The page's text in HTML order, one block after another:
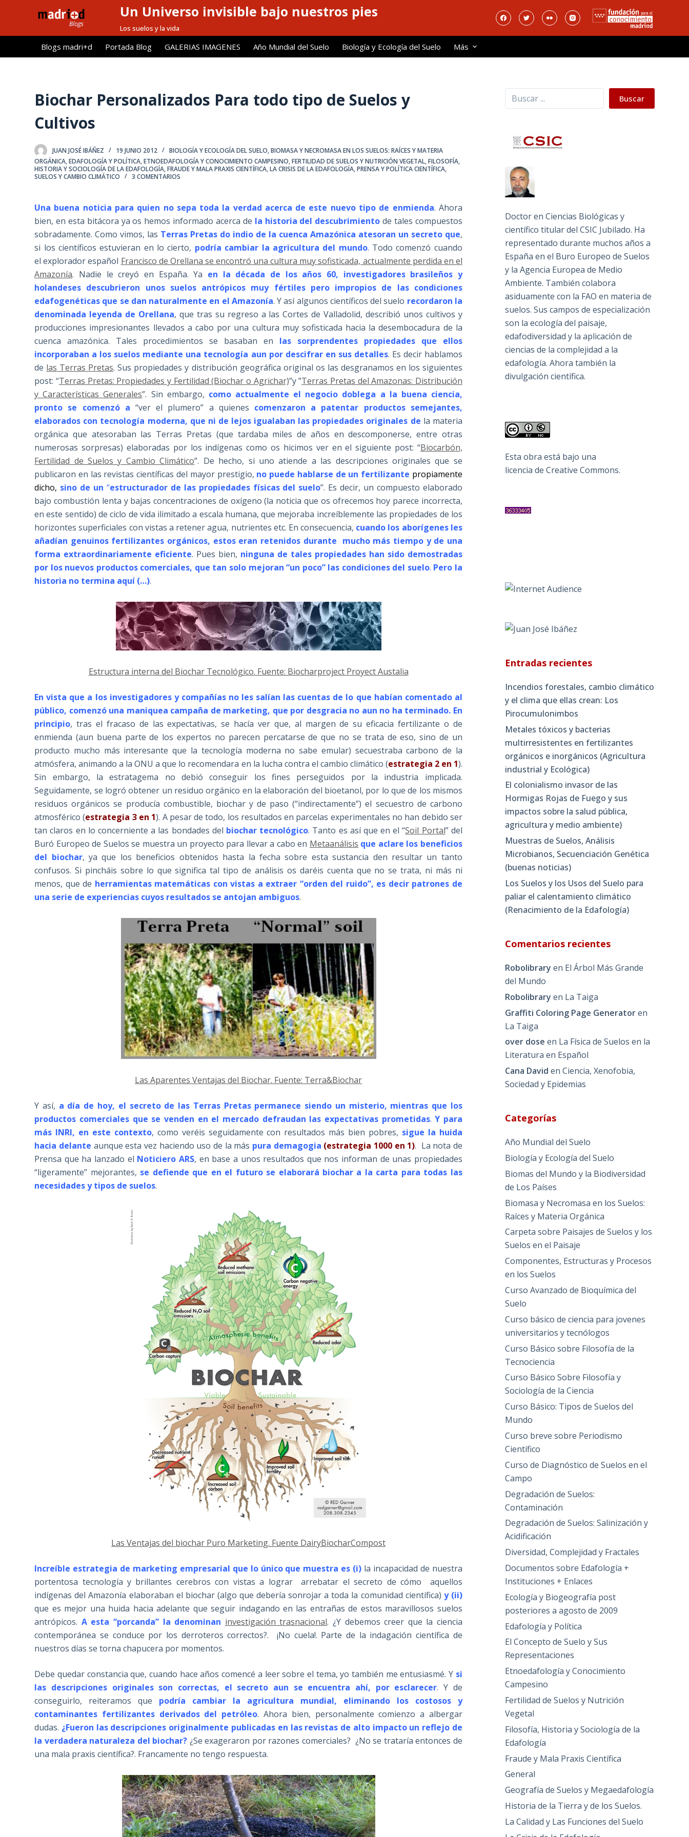
l
Un Universo invisible bajo nuestros pies
Los suelos y la vida
Blogs madri+d Portada Blog GALERIAS IMAGENES Año Mundial del Suelo Biología y Ecología del Suelo Más
Biochar Personalizados Para todo tipo de Suelos y
Cultivos
JUAN JOSÉ IBÁÑEZ 19 JUNIO 2012 BIOLOGÍA Y ECOLOGÍA DEL SUELO,BIOMASA Y NECROMASA EN LOS SUELOS: RAÍCES Y MATERIA
ORGÁNICA,EDAFOLOGÍA Y POLÍTICA,ETNOEDAFOLOGÍA Y CONOCIMIENTO CAMPESINO,FERTILIDAD DE SUELOS Y NUTRICIÓN VEGETAL,FILOSOFÍA,
HISTORIA Y SOCIOLOGÍA DE LA EDAFOLOGÍA,FRAUDE Y MALA PRAXIS CIENTÍFICA,LA CRISIS DE LA EDAFOLOGÍA,PRENSA Y POLÍTICA CIENTÍFICA,
SUELOS Y CAMBIO CLIMÁTICO
3 COMENTARIOS
Una buena noticia para quien no sepa toda la verdad acerca de este nuevo tipo de enmienda. Ahora
bien, en esta bitácora ya os hemos informado acerca de la historia del descubrimientode tales compuestos
sobradamente. Como vimos, las Terras Pretas do indio de la cuenca Amazónica atesoran un secreto que,
si los científicos estuvieran en lo cierto, podría cambiar la agricultura del mundo. Todo comenzó cuando
el explorador español Francisco de Orellana se encontró una cultura muy sofisticada, actualmente perdida en el
Amazonía. Nadie le creyó en España. Ya en la década de los años 60, investigadores brasileños y
holandeses descubrieron unos suelos antrópicos muy fértiles pero impropios de las condiciones
edafogenéticas que se dan naturalmente en el Amazonía. Y así algunos científicos del suelo recordaron la
denominada leyenda de Orellana, que tras su regreso a las Cortes de Valladolid, describió unos cultivos y
producciones impresionantes llevados a cabo por una cultura muy sofisticada hacia la desembocadura de la
cuenca amazónica. Tales procedimientos se basaban en las sorprendentes propiedades que ellos
incorporaban a los suelos mediante una tecnología aun por descifrar en sus detalles. Es decir hablamos
de las Terras Pretas. Sus propiedades y distribución geográfica original os las desgranamos en los siguientes
post: “Terras Pretas: Propiedades y Fertilidad (Biochar o Agrichar)”y ”Terras Pretas del Amazonas: Distribución
y Características Generales”. Sin embargo, como actualmente el negocio doblega a la buena ciencia,
pronto se comenzó a“ver el plumero” a quienes comenzaron a patentar productos semejantes,
elaborados con tecnología moderna, que ni de lejos igualaban las propiedades originales de la materia
orgánica que atesoraban las Terras Pretas (que tardaba miles de años en descomponerse, entre otras
numerosas sorpresas) elaboradas por los indígenas como os hicimos ver en el siguiente post: “Biocarbón,
Fertilidad de Suelos y Cambio Climático”. De hecho, si uno atiende a las descripciones originales que se
publicaron en las revistas científicas del mayor prestigio, no puede hablarse de un fertilizante propiamente
dicho, sino de un “estructurador de las propiedades físicas del suelo”. Es decir, un compuesto elaborado
bajo combustión lenta y bajas concentraciones de oxígeno (la noticia que os ofrecemos hoy parece incorrecta,
en este sentido) de ciclo de vida ilimitado a escala humana, que mejoraba increíblemente las propiedades de los
horizontes superficiales con vistas a retener agua, nutrientes etc. En consecuencia, cuando los aborígenes les
añadían genuinos fertilizantes orgánicos, estos eran retenidos durante mucho más tiempo y de una
forma extraordinariamente eficiente. Pues bien, ninguna de tales propiedades han sido demostradas
por los nuevos productos comerciales, que tan solo mejoran “un poco” las condiciones del suelo. Pero la
historia no termina aquí (…).
Estructura interna del Biochar Tecnológico. Fuente: Biocharproject Proyect Austalia
En vista que a los investigadores y compañías no les salían las cuentas de lo que habían comentado al
público, comenzó una maniquea campaña de marketing, que por desgracia no aun no ha terminado. En
principio, tras el fracaso de las expectativas, se hacía ver que, al margen de su eficacia fertilizante o de
enmienda (aun buena parte de los expertos no parecen percatarse de que no se trata de eso, sino de un
producto mucho más interesante que la tecnología moderna no sabe emular) secuestraba carbono de la
atmósfera, animando a la ONU a que lo recomendara en la lucha contra el cambio climático (estrategia 2 en 1).
Sin embargo, la estratagema no debió conseguir los fines perseguidos por la industria implicada.
Seguidamente, se logró obtener un residuo orgánico en la elaboración del bioetanol, por lo que de los mismos
residuos orgánicos se producía combustible, biochar y de paso (“indirectamente”) el secuestro de carbono
atmosférico (estrategia 3 en 1). A pesar de todo, los resultados en parcelas experimentales no han debido ser
tan claros en lo concerniente a las bondades del biochar tecnológico. Tanto es así que en el “Soil Portal” del
Buró Europeo de Suelos se muestra un proyecto para llevar a cabo en Metaanálisis que aclare los beneficios
del biochar, ya que los beneficios obtenidos hasta la fecha sobre esta sustancia den resultar un tanto
confusos. Si pincháis sobre lo que significa tal tipo de análisis os daréis cuenta que no se trata, ni más ni
menos, que de herramientas matemáticas con vistas a extraer “orden del ruido”, es decir patrones de
una serie de experiencias cuyos resultados se antojan ambiguos.
Las Aparentes Ventajas del Biochar. Fuente: Terra&Biochar
Y así, a día de hoy, el secreto de las Terras Pretas permanece siendo un misterio, mientras que los
productos comerciales que se venden en el mercado defraudan las expectativas prometidas. Y para
más INRI, en este contexto, como veréis seguidamente con resultados más bien pobres, sigue la huida
hacia delante aunque esta vez haciendo uso de la más pura demagogia (estrategia 1000 en 1). La nota de
Prensa que ha lanzado el Noticiero ARS, en base a unos resultados que nos informan de unas propiedades
“ligeramente” mejorantes, se defiende que en el futuro se elaborará biochar a la carta para todas las
necesidades y tipos de suelos.
Las Ventajas del biochar Puro Marketing. Fuente DairyBiocharCompost
Increíble estrategia de marketing empresarial que lo único que muestra es (i) la incapacidad de nuestra
portentosa tecnología y brillantes cerebros con vistas a lograr arrebatar el secreto de cómo aquellos
indígenas del Amazonía elaboraban el biochar (algo que debería sonrojar a toda la comunidad científica) y (ii)
que es mejor una huida hacia adelante que seguir indagando en las entrañas de estos maravillosos suelos
antrópicos. A esta “porcanda” la denominan investigación trasnacional. ¿Y debemos creer que la ciencia
contemporánea se conduce por los derroteros correctos?. ¡No cuela!. Parte de la indagación científica de
nuestros días se torna chapucera por momentos.
Debe quedar constancia que, cuando hace años comencé a leer sobre el tema, yo también me entusiasmé. Y si
las descripciones originales son correctas, el secreto aun se encuentra ahí, por esclarecer. Y de
conseguirlo, reiteramos que podría cambiar la agricultura mundial, eliminando los costosos y
contaminantes fertilizantes derivados del petróleo. Ahora bien, personalmente comienzo a albergar
dudas. ¿Fueron las descripciones originalmente publicadas en las revistas de alto impacto un reflejo de
la verdadera naturaleza del biochar? ¿Se exageraron por razones comerciales? ¿No se trataría entonces de
una mala praxis científica?. Francamente no tengo respuesta.
Buscar Buscar
Doctor en Ciencias Biológicas y
científico titular del CSIC Jubilado. Ha
representado durante muchos años a
España en el Buro Europeo de Suelos
y la Agencia Europea de Medio
Ambiente. También colabora
asiduamente con la FAO en materia de
suelos. Sus campos de especialización
son la ecología del paisaje,
edafodiversidad y la aplicación de
ciencias de la complejidad a la
edafología. Ahora también la
divulgación científica.
Esta obra está bajo una
licencia de Creative Commons.
Entradas recientes
Incendios forestales, cambio climático
y el clima que ellas crean: Los
Pirocumulonimbos
Metales tóxicos y bacterias
multirresistentes en fertilizantes
orgánicos e inorgánicos (Agricultura
industrial y Ecológica)
El colonialismo invasor de las
Hormigas Rojas de Fuego y sus
impactos sobre la salud pública,
agricultura y medio ambiente)
Muestras de Suelos, Análisis
Microbianos, Secuenciación Genética
(buenas noticias)
Los Suelos y los Usos del Suelo para
paliar el calentamiento climático
(Renacimiento de la Edafología)
Comentarios recientes
Robolibrary en El Árbol Más Grande
del Mundo
Robolibrary en La Taiga
Graffiti Coloring Page Generatoren
La Taiga
over dose en La Física de Suelos en la
Literatura en Español
Cana David enCiencia, Xenofobia,
Sociedad y Epidemias
Categorías
Año Mundial del Suelo
Biología y Ecología del Suelo
Biomas del Mundo y la Biodiversidad
de Los Países
Biomasa y Necromasa en los Suelos:
Raíces y Materia Orgánica
Carpeta sobre Paisajes de Suelos y los
Suelos en el Paisaje
Componentes, Estructuras y Procesos
en los Suelos
Curso Avanzado de Bioquímica del
Suelo
Curso básico de ciencia para jovenes
universitarios y tecnólogos
Curso Básico sobre Filosofía de la
Tecnociencia
Curso Básico Sobre Filosofía y
Sociología de la Ciencia
Curso Básico: Tipos de Suelos del
Mundo
Curso breve sobre Periodismo
Científico
Curso de Diagnóstico de Suelos en el
Campo
Degradación de Suelos:
Contaminación
Degradación de Suelos: Salinización y
Acidificación
Diversidad, Complejidad y Fractales
Documentos sobre Edafología +
Instituciones + Enlaces
Ecología y Biogeografía post
posteriores a agosto de 2009
Edafología y Política
El Concepto de Suelo y Sus
Representaciones
Etnoedafología y Conocimiento
Campesino
Fertilidad de Suelos y Nutrición
Vegetal
Filosofía, Historia y Sociología de la
Edafología
Fraude y Mala Praxis Científica
General
Geografía de Suelos y Megaedafología
Historia de la Tierra y de los Suelos.
La Calidad y Las Funciones del Suelo